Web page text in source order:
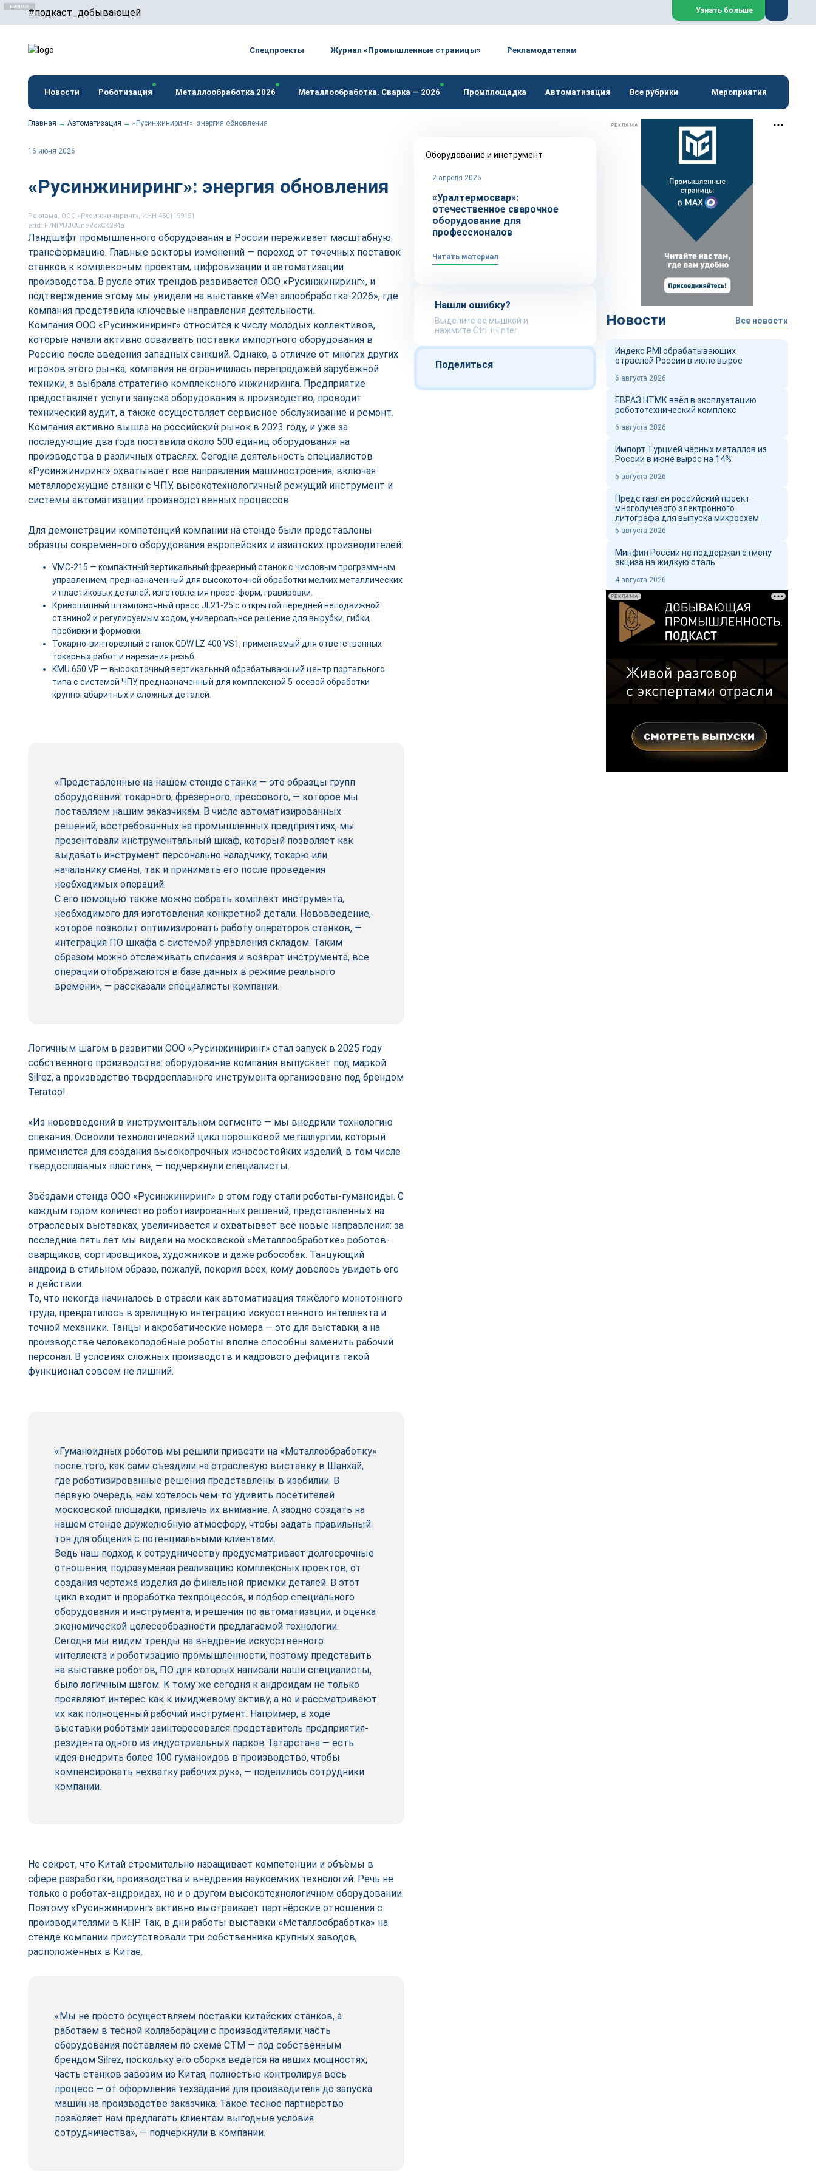
#подкаст_добывающей
erid: F7NfYUJCUneTVxVUwxTu
Узнать больше
Спецпроекты Журнал «Промышленные страницы» Рекламодателям
Новости Роботизация Металлообработка 2026 Металлообработка. Сварка — 2026 Промплощадка Автоматизация Все рубрики Мероприятия
Главная → Автоматизация → «Русинжиниринг»: энергия обновления
16 июня 2026
«Русинжиниринг»: энергия обновления
Реклама. ООО «Русинжиниринг», ИНН 4501199151
erid: F7NfYUJCUneVcxCK284a
Ландшафт промышленного оборудования в России переживает масштабную
трансформацию. Главные векторы изменений — переход от точечных поставок
станков к комплексным проектам, цифровизации и автоматизации
производства. В русле этих трендов развивается ООО «Русинжиниринг», и
подтверждение этому мы увидели на выставке «Металлообработка-2026», где
компания представила ключевые направления деятельности.
Компания ООО «Русинжиниринг» относится к числу молодых коллективов,
которые начали активно осваивать поставки импортного оборудования в
Россию после введения западных санкций. Однако, в отличие от многих других
игроков этого рынка, компания не ограничилась перепродажей зарубежной
техники, а выбрала стратегию комплексного инжиниринга. Предприятие
предоставляет услуги запуска оборудования в производство, проводит
технический аудит, а также осуществляет сервисное обслуживание и ремонт.
Компания активно вышла на российский рынок в 2023 году, и уже за
последующие два года поставила около 500 единиц оборудования на
производства в различных отраслях. Сегодня деятельность специалистов
«Русинжиниринг» охватывает все направления машиностроения, включая
металлорежущие станки с ЧПУ, высокотехнологичный режущий инструмент и
системы автоматизации производственных процессов.
Для демонстрации компетенций компании на стенде были представлены
образцы современного оборудования европейских и азиатских производителей:
VMC-215 — компактный вертикальный фрезерный станок с числовым программным
управлением, предназначенный для высокоточной обработки мелких металлических
и пластиковых деталей, изготовления пресс-форм, гравировки.
Кривошипный штамповочный пресс JL21-25 с открытой передней неподвижной
станиной и регулируемым ходом, универсальное решение для вырубки, гибки,
пробивки и формовки.
Токарно-винторезный станок GDW LZ 400 VS1, применяемый для ответственных
токарных работ и нарезания резьб.
KMU 650 VP — высокоточный вертикальный обрабатывающий центр портального
типа с системой ЧПУ, предназначенный для комплексной 5-осевой обработки
крупногабаритных и сложных деталей.
«Представленные на нашем стенде станки — это образцы групп
оборудования: токарного, фрезерного, прессового, — которое мы
поставляем нашим заказчикам. В числе автоматизированных
решений, востребованных на промышленных предприятиях, мы
презентовали инструментальный шкаф, который позволяет как
выдавать инструмент персонально наладчику, токарю или
начальнику смены, так и принимать его после проведения
необходимых операций.
С его помощью также можно собрать комплект инструмента,
необходимого для изготовления конкретной детали. Нововведение,
которое позволит оптимизировать работу операторов станков, —
интеграция ПО шкафа с системой управления складом. Таким
образом можно отслеживать списания и возврат инструмента, все
операции отображаются в базе данных в режиме реального
времени», — рассказали специалисты компании.
Логичным шагом в развитии ООО «Русинжиниринг» стал запуск в 2025 году
собственного производства: оборудование компания выпускает под маркой
Silrez, а производство твердосплавного инструмента организовано под брендом
Teratool.
«Из нововведений в инструментальном сегменте — мы внедрили технологию
спекания. Освоили технологический цикл порошковой металлургии, который
применяется для создания высокопрочных износостойких изделий, в том числе
твердосплавных пластин», — подчеркнули специалисты.
Звёздами стенда ООО «Русинжиниринг» в этом году стали роботы-гуманоиды. С
каждым годом количество роботизированных решений, представленных на
отраслевых выставках, увеличивается и охватывает всё новые направления: за
последние пять лет мы видели на московской «Металлообработке» роботов-
сварщиков, сортировщиков, художников и даже робособак. Танцующий
андроид в стильном образе, пожалуй, покорил всех, кому довелось увидеть его
в действии.
То, что некогда начиналось в отрасли как автоматизация тяжёлого монотонного
труда, превратилось в зрелищную интеграцию искусственного интеллекта и
точной механики. Танцы и акробатические номера — это для выставки, а на
производстве человекоподобные роботы вполне способны заменить рабочий
персонал. В условиях сложных производств и кадрового дефицита такой
функционал совсем не лишний.
«Гуманоидных роботов мы решили привезти на «Металлообработку»
после того, как сами съездили на отраслевую выставку в Шанхай,
где роботизированные решения представлены в изобилии. В
первую очередь, нам хотелось чем-то удивить посетителей
московской площадки, привлечь их внимание. А заодно создать на
нашем стенде дружелюбную атмосферу, чтобы задать правильный
тон для общения с потенциальными клиентами.
Ведь наш подход к сотрудничеству предусматривает долгосрочные
отношения, подразумевая реализацию комплексных проектов, от
создания чертежа изделия до финальной приёмки деталей. В этот
цикл входит и проработка техпроцессов, и подбор специального
оборудования и инструмента, и решения по автоматизации, и оценка
экономической целесообразности предлагаемой технологии.
Сегодня мы видим тренды на внедрение искусственного
интеллекта и роботизацию промышленности, поэтому представить
на выставке роботов, ПО для которых написали наши специалисты,
было логичным шагом. К тому же сегодня к андроидам не только
проявляют интерес как к имиджевому активу, а но и рассматривают
их как полноценный рабочий инструмент. Например, в ходе
выставки роботами заинтересовался представитель предприятия-
резидента одного из индустриальных парков Татарстана — есть
идея внедрить более 100 гуманоидов в производство, чтобы
компенсировать нехватку рабочих рук», — поделились сотрудники
компании.
Не секрет, что Китай стремительно наращивает компетенции и объёмы в
сфере разработки, производства и внедрения наукоёмких технологий. Речь не
только о роботах-андроидах, но и о другом высокотехнологичном оборудовании.
Поэтому «Русинжиниринг» активно выстраивает партнёрские отношения с
производителями в КНР. Так, в дни работы выставки «Металлообработка» на
стенде компании присутствовали три собственника крупных заводов,
расположенных в Китае.
«Мы не просто осуществляем поставки китайских станков, а
работаем в тесной коллаборации с производителями: часть
оборудования поставляем по схеме СТМ — под собственным
брендом Silrez, поскольку его сборка ведётся на наших мощностях;
часть станков завозим из Китая, полностью контролируя весь
процесс — от оформления техзадания для производителя до запуска
машин на производстве заказчика. Такое тесное партнёрство
позволяет нам предлагать клиентам выгодные условия
сотрудничества», — подчеркнули в компании.
Оборудование и инструмент
2 апреля 2026
«Уралтермосвар»:
отечественное сварочное
оборудование для
профессионалов
Читать материал
Нашли ошибку?
Выделите ее мышкой и
нажмите Ctrl + Enter
Поделиться
РЕКЛАМА
Новости Все новости
Индекс PMI обрабатывающих
отраслей России в июле вырос
6 августа 2026
ЕВРАЗ НТМК ввёл в эксплуатацию
робототехнический комплекс
6 августа 2026
Импорт Турцией чёрных металлов из
России в июне вырос на 14%
5 августа 2026
Представлен российский проект
многолучевого электронного
литографа для выпуска микросхем
5 августа 2026
Минфин России не поддержал отмену
акциза на жидкую сталь
4 августа 2026
РЕКЛАМА